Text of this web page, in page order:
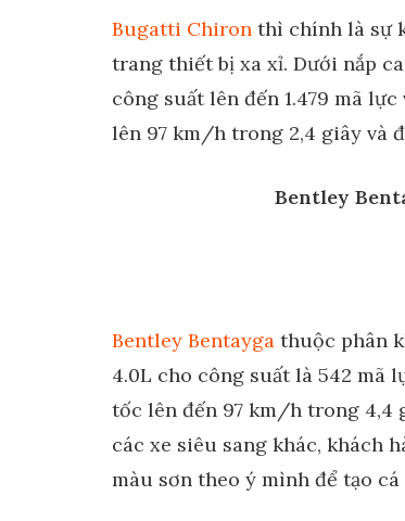
Bugatti Chiron thì chính là sự
trang thiết bị xa xỉ. Dưới nắp
công suất lên đến 1.479 mã
lên 97 km/h trong 2,4 giây và
Bentley
Bentley Bentayga thuộc phân
4.0L cho công suất là 542 mã
tốc lên đến 97 km/h trong 4,4
các xe siêu sang khác, khách
màu sơn theo ý mình để tạo